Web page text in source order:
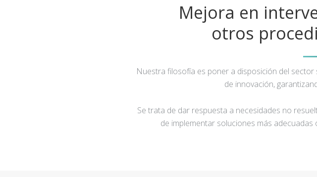
Mejora en
otros
Nuestra filosofía es poner a disposición del
de innovación,
Se trata de dar respuesta a necesidades no
de implementar soluciones más